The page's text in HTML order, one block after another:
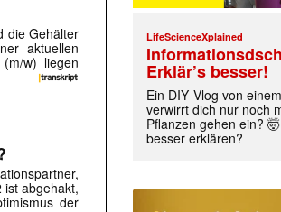
die Gehälter
aktuellen
w) liegen
ist abgehakt,
der
LifeScienceXplained
Erklär’s besser!
Ein DIY‑Vlog von
verwirrt dich nur noch
Pflanzen gehen ein?
besser erklären?